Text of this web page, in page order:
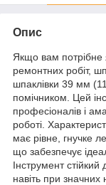
Опис
Якщо вам потрібне
ремонтних робіт,
шпаклівки 39 мм
помічником. Цей
професіоналів і
роботі.
має рівне, гнучке
що забезпечує
Інструмент
навіть при